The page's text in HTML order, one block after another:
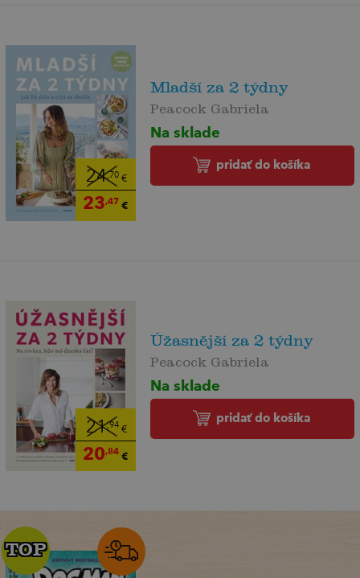
24,70€
23,47 €
Mladší za 2 týdny
Peacock Gabriela
Na sklade
pridať do košíka
21,94€
20,84€
Úžasnější za 2 týdny
Peacock Gabriela
Na sklade
pridať do košíka
TOP
TOP